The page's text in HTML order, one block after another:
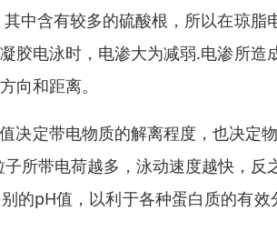
中含有较多的硫酸根，所以在琼
胶电泳时，电渗大为减弱.电渗所
向和距离。
决定带电物质的解离程度，也决定
所带电荷越多，泳动速度越快，
的pH值，以利于各种蛋白质的有